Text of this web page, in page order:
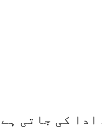
ادا کی جاتی ہے